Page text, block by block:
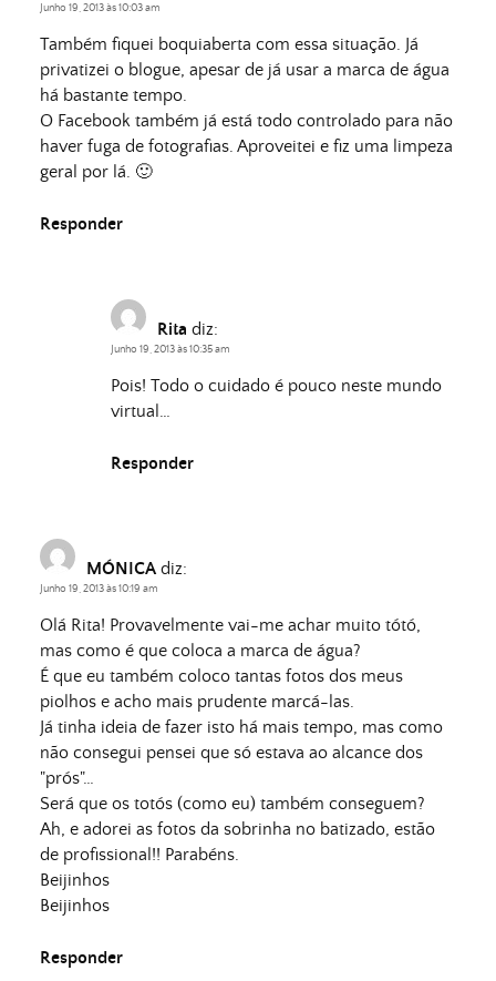
Junho 19, 2013 às 10:03 am
Também fiquei boquiaberta com essa situação. Já
privatizei o blogue, apesar de já usar a marca de água
há bastante tempo.
O Facebook também já está todo controlado para não
haver fuga de fotografias. Aproveitei e fiz uma limpeza
geral por lá. 🙂
Responder
Rita diz:
Junho 19, 2013 às 10:35 am
Pois! Todo o cuidado é pouco neste mundo
virtual…
Responder
MÓNICA diz:
Junho 19, 2013 às 10:19 am
Olá Rita! Provavelmente vai-me achar muito tótó,
mas como é que coloca a marca de água?
É que eu também coloco tantas fotos dos meus
piolhos e acho mais prudente marcá-las.
Já tinha ideia de fazer isto há mais tempo, mas como
não consegui pensei que só estava ao alcance dos
"prós"…
Será que os totós (como eu) também conseguem?
Ah, e adorei as fotos da sobrinha no batizado, estão
de profissional!! Parabéns.
Beijinhos
Beijinhos
Responder